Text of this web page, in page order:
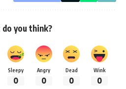
you think?
Sleepy
0
Angry
0
Dead
0
Wink
0